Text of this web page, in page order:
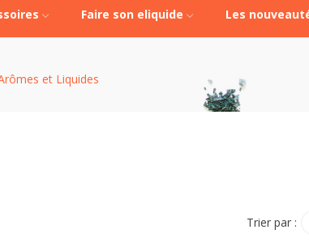
Faire son eliquide Les
et Liquides
Trier par :